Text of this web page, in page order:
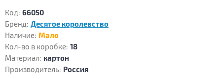
Код: 66050
Бренд: Десятое королевство
Наличие: Мало
Кол-во в коробке: 18
Материал: картон
Производитель: Россия